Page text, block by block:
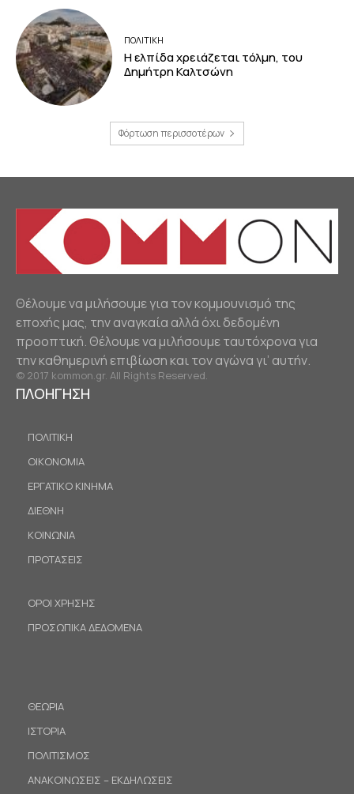
ΠΟΛΙΤΙΚΗ
Η ελπίδα χρειάζεται τόλμη, του
Δημήτρη Καλτσώνη
Φόρτωση περισσοτέρων
Θέλουμε να μιλήσουμε για τον κομμουνισμό της
εποχής μας, την αναγκαία αλλά όχι δεδομένη
προοπτική. Θέλουμε να μιλήσουμε ταυτόχρονα για
την καθημερινή επιβίωση και τον αγώνα γι’ αυτήν.
© 2017 kommon.gr. All Rights Reserved.
ΠΛΟΗΓΗΣΗ
ΠΟΛΙΤΙΚΗ
ΟΙΚΟΝΟΜΙΑ
ΕΡΓΑΤΙΚΟ ΚΙΝΗΜΑ
ΔΙΕΘΝΗ
ΚΟΙΝΩΝΙΑ
ΠΡΟΤΑΣΕΙΣ
ΟΡΟΙ ΧΡΗΣΗΣ
ΠΡΟΣΩΠΙΚΑ ΔΕΔΟΜΕΝΑ
ΘΕΩΡΙΑ
ΙΣΤΟΡΙΑ
ΠΟΛΙΤΙΣΜΟΣ
ΑΝΑΚΟΙΝΩΣΕΙΣ – ΕΚΔΗΛΩΣΕΙΣ